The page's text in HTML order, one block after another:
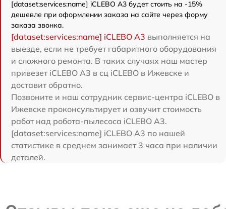
[dataset:services:name] iCLEBO A3 будет стоить на -15%
дешевле при оформлении заказа на сайте через форму
заказа звонка.
[dataset:services:name] iCLEBO A3 выполняется на
выезде, если не требует габаритного оборудования
и сложного ремонта. В таких случаях наш мастер
привезет iCLEBO A3 в сц iCLEBO в Ижевске и
доставит обратно.
Позвоните и наш сотрудник сервис-центра iCLEBO в
Ижевске проконсультирует и озвучит стоимость
работ над робота-пылесоса iCLEBO A3.
[dataset:services:name] iCLEBO A3 по нашей
статистике в среднем занимает 3 часа при наличии
деталей.